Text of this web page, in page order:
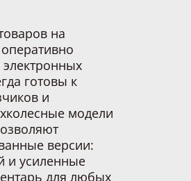
на
готовы к
и
модели
версии:
и усиленные
для любых